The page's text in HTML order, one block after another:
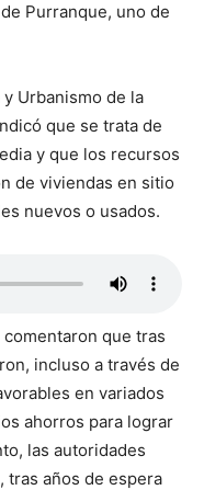
Purranque, uno de
Urbanismo de la
que se trata de
y que los recursos
de viviendas en sitio
nuevos o usados.
que tras
incluso a través de
en variados
ahorros para lograr
las autoridades
tras años de espera